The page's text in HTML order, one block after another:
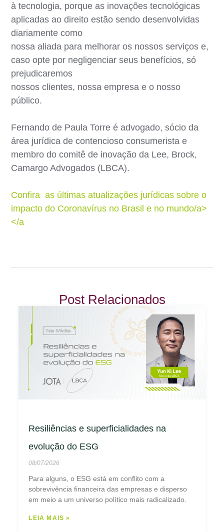
à tecnologia, porque as inovações tecnológicas
aplicadas ao direito estão sendo desenvolvidas
diariamente como
nossa aliada para melhorar os nossos serviços e,
caso opte por negligenciar seus benefícios, só
prejudicaremos
nossos clientes, nossa empresa e o nosso
público.
Fernando de Paula Torre é advogado, sócio da
área jurídica de contencioso consumerista e
membro do comitê de inovação da Lee, Brock,
Camargo Advogados (LBCA).
Confira as últimas atualizações jurídicas sobre o
impacto do Coronavírus no Brasil e no mundo/a>
</a
Post Relacionados
Resiliências e superficialidades na
evolução do ESG
08/07/2026
Para alguns, o ESG está em conflito com a
sobrevivência financeira das empresas e disperso
em meio a um universo político mais radicalizado.
LEIA MAIS »